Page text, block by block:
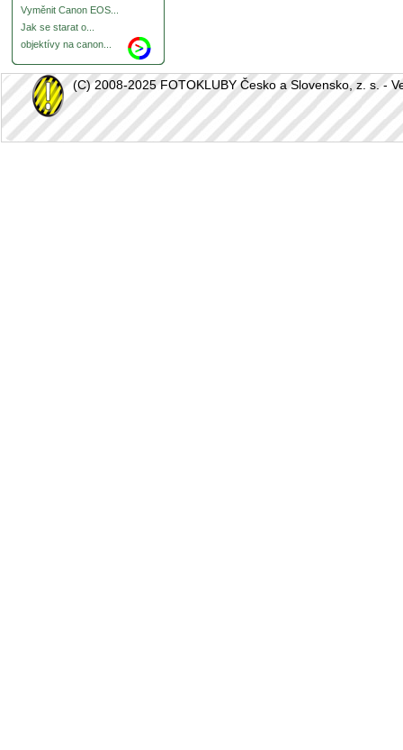
Vyměnit Canon EOS...
Jak se starat o...
objektívy na canon...
(C) 2008-2025 FOTOKLUBY Česko a Slovensko, z. s. -